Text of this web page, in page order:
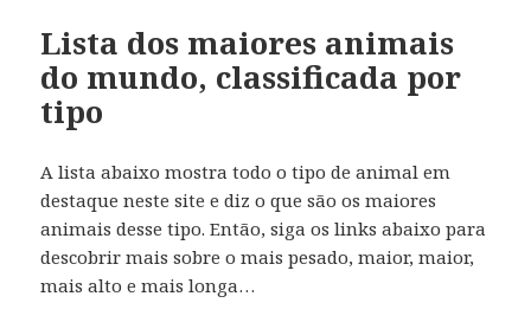
Lista dos maiores animais
do mundo, classificada por
tipo
A lista abaixo mostra todo o tipo de animal em
destaque neste site e diz o que são os maiores
animais desse tipo. Então, siga os links abaixo para
descobrir mais sobre o mais pesado, maior, maior,
mais alto e mais longa…